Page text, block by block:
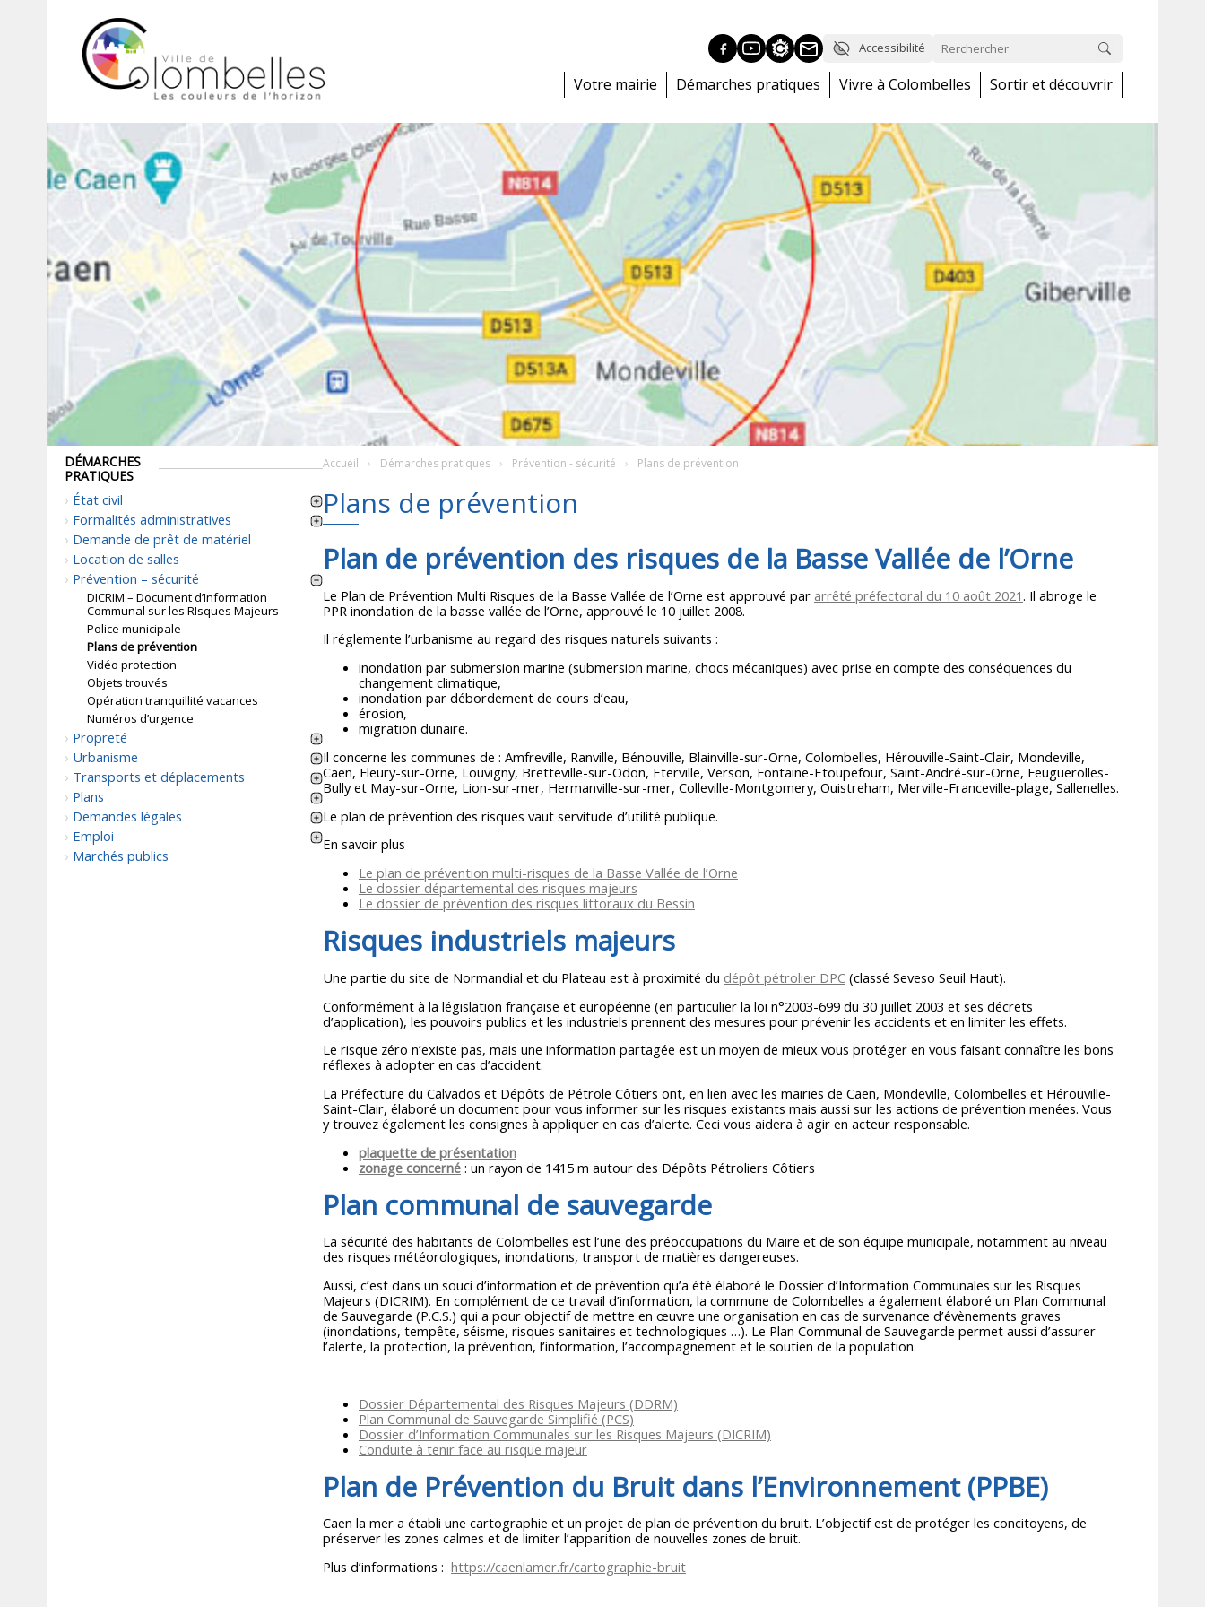
Accessibilité
Votre mairie Démarches pratiques Vivre à Colombelles Sortir et découvrir
DÉMARCHES
PRATIQUES
État civil
Formalités administratives
Demande de prêt de matériel
Location de salles
Prévention – sécurité
DICRIM – Document d’Information
Communal sur les RIsques Majeurs
Police municipale
Plans de prévention
Vidéo protection
Objets trouvés
Opération tranquillité vacances
Numéros d’urgence
Propreté
Urbanisme
Transports et déplacements
Plans
Demandes légales
Emploi
Marchés publics
Accueil Démarches pratiques Prévention - sécurité Plans de prévention
Plans de prévention
Plan de prévention des risques de la Basse Vallée de l’Orne
Le Plan de Prévention Multi Risques de la Basse Vallée de l’Orne est approuvé par arrêté préfectoral du 10 août 2021. Il abroge le
PPR inondation de la basse vallée de l’Orne, approuvé le 10 juillet 2008.
Il réglemente l’urbanisme au regard des risques naturels suivants :
inondation par submersion marine (submersion marine, chocs mécaniques) avec prise en compte des conséquences du
changement climatique,
inondation par débordement de cours d’eau,
érosion,
migration dunaire.
Il concerne les communes de : Amfreville, Ranville, Bénouville, Blainville-sur-Orne, Colombelles, Hérouville-Saint-Clair, Mondeville,
Caen, Fleury-sur-Orne, Louvigny, Bretteville-sur-Odon, Eterville, Verson, Fontaine-Etoupefour, Saint-André-sur-Orne, Feuguerolles-
Bully et May-sur-Orne, Lion-sur-mer, Hermanville-sur-mer, Colleville-Montgomery, Ouistreham, Merville-Franceville-plage, Sallenelles.
Le plan de prévention des risques vaut servitude d’utilité publique.
En savoir plus
Le plan de prévention multi-risques de la Basse Vallée de l’Orne
Le dossier départemental des risques majeurs
Le dossier de prévention des risques littoraux du Bessin
Risques industriels majeurs
Une partie du site de Normandial et du Plateau est à proximité du dépôt pétrolier DPC (classé Seveso Seuil Haut).
Conformément à la législation française et européenne (en particulier la loi n°2003-699 du 30 juillet 2003 et ses décrets
d’application), les pouvoirs publics et les industriels prennent des mesures pour prévenir les accidents et en limiter les effets.
Le risque zéro n’existe pas, mais une information partagée est un moyen de mieux vous protéger en vous faisant connaître les bons
réflexes à adopter en cas d’accident.
La Préfecture du Calvados et Dépôts de Pétrole Côtiers ont, en lien avec les mairies de Caen, Mondeville, Colombelles et Hérouville-
Saint-Clair, élaboré un document pour vous informer sur les risques existants mais aussi sur les actions de prévention menées. Vous
y trouvez également les consignes à appliquer en cas d’alerte. Ceci vous aidera à agir en acteur responsable.
plaquette de présentation
zonage concerné : un rayon de 1415 m autour des Dépôts Pétroliers Côtiers
Plan communal de sauvegarde
La sécurité des habitants de Colombelles est l’une des préoccupations du Maire et de son équipe municipale, notamment au niveau
des risques météorologiques, inondations, transport de matières dangereuses.
Aussi, c’est dans un souci d’information et de prévention qu’a été élaboré le Dossier d’Information Communales sur les Risques
Majeurs (DICRIM). En complément de ce travail d’information, la commune de Colombelles a également élaboré un Plan Communal
de Sauvegarde (P.C.S.) qui a pour objectif de mettre en œuvre une organisation en cas de survenance d’évènements graves
(inondations, tempête, séisme, risques sanitaires et technologiques …). Le Plan Communal de Sauvegarde permet aussi d’assurer
l’alerte, la protection, la prévention, l’information, l’accompagnement et le soutien de la population.
Dossier Départemental des Risques Majeurs (DDRM)
Plan Communal de Sauvegarde Simplifié (PCS)
Dossier d’Information Communales sur les Risques Majeurs (DICRIM)
Conduite à tenir face au risque majeur
Plan de Prévention du Bruit dans l’Environnement (PPBE)
Caen la mer a établi une cartographie et un projet de plan de prévention du bruit. L’objectif est de protéger les concitoyens, de
préserver les zones calmes et de limiter l’apparition de nouvelles zones de bruit.
Plus d’informations : https://caenlamer.fr/cartographie-bruit